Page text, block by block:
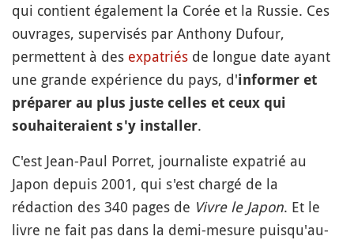
qui contient également la Corée et la Russie. Ces
ouvrages, supervisés par Anthony Dufour,
permettent à des expatriés de longue date ayant
une grande expérience du pays, d'informer et
préparer au plus juste celles et ceux qui
souhaiteraient s'y installer.
C'est Jean-Paul Porret, journaliste expatrié au
Japon depuis 2001, qui s'est chargé de la
rédaction des 340 pages de Vivre le Japon. Et le
livre ne fait pas dans la demi-mesure puisqu'au-